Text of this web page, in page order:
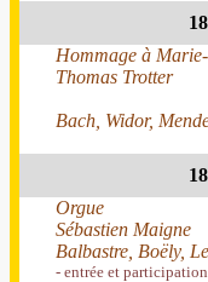
Hommage à
Thomas Trotter
Bach, Widor,
Orgue
Sébastien Maigne
Balbastre, Boëly,
- entrée et